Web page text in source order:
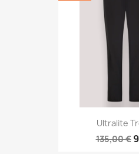
Ultralite
135,00 €